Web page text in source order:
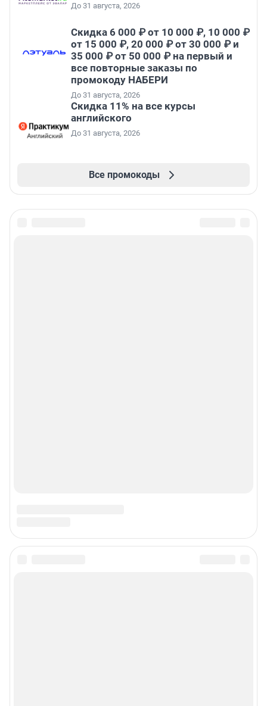
До 31 августа, 2026
Скидка 6 000 ₽ от 10 000 ₽, 10 000 ₽
от 15 000 ₽, 20 000 ₽ от 30 000 ₽ и
35 000 ₽ от 50 000 ₽ на первый и
все повторные заказы по
промокоду НАБЕРИ
До 31 августа, 2026
Скидка 11% на все курсы
английского
До 31 августа, 2026
Все промокоды